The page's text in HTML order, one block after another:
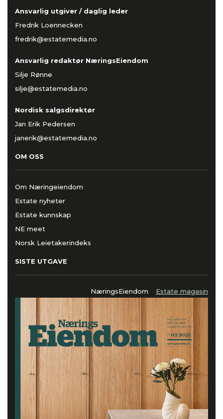
Ansvarlig utgiver / daglig leder
Fredrik Loennecken
fredrik@estatemedia.no
Ansvarlig redaktør NæringsEiendom
Silje Rønne
silje@estatemedia.no
Nordisk salgsdirektør
Jan Erik Pedersen
janerik@estatemedia.no
OM OSS
Om Næringeiendom
Estate nyheter
Estate kunnskap
NE meet
Norsk Leietakerindeks
SISTE UTGAVE
NæringsEiendom Estate magasin